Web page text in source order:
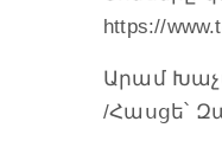
https://
Արամ
/Հասցե՝